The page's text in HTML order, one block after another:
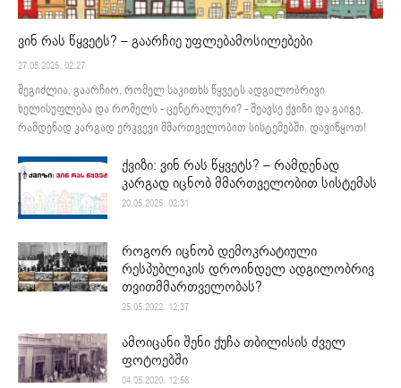
ვინ რას წყვეტს? – გაარჩიე უფლებამოსილებები
27.05.2025. 02:27
შეგიძლია, გაარჩიო, რომელ საკითხს წყვეტს ადგილობრივი
ხელისუფლება და რომელს - ცენტრალური? - შეავსე ქვიზი და გაიგე,
რამდენად კარგად ერკვევი მმართველობით სისტემებში. დავიწყოთ!
ქვიზი: ვინ რას წყვეტს? – რამდენად
კარგად იცნობ მმართველობით სისტემას
20.05.2025. 02:31
როგორ იცნობ დემოკრატიული
რესპუბლიკის დროინდელ ადგილობრივ
თვითმმართველობას?
25.05.2022. 12:37
ამოიცანი შენი ქუჩა თბილისის ძველ
ფოტოებში
04.05.2020. 12:58